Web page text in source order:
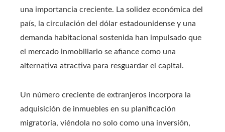
una importancia creciente. La solidez económica del
país, la circulación del dólar estadounidense y una
demanda habitacional sostenida han impulsado que
el mercado inmobiliario se afiance como una
alternativa atractiva para resguardar el capital.
Un número creciente de extranjeros incorpora la
adquisición de inmuebles en su planificación
migratoria, viéndola no solo como una inversión,